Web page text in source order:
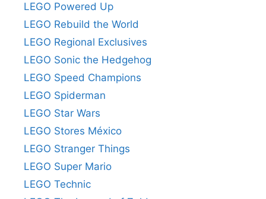
LEGO Powered Up
LEGO Rebuild the World
LEGO Regional Exclusives
LEGO Sonic the Hedgehog
LEGO Speed Champions
LEGO Spiderman
LEGO Star Wars
LEGO Stores México
LEGO Stranger Things
LEGO Super Mario
LEGO Technic